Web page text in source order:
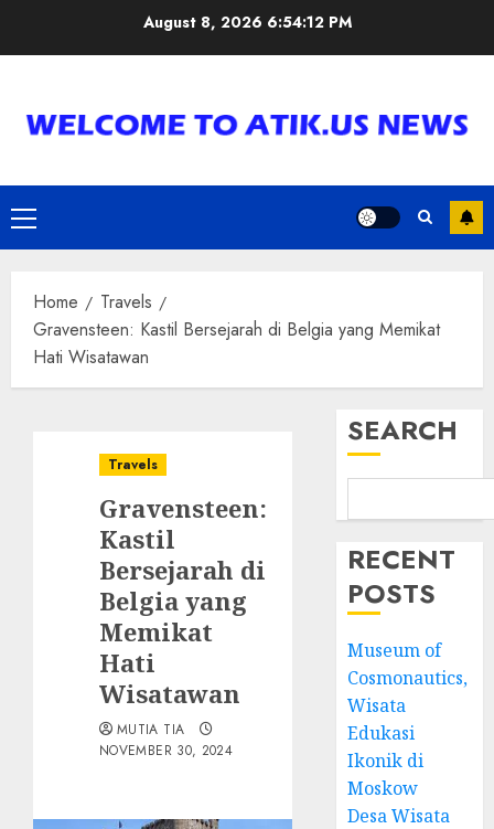
August 8, 2026 6:54:13 PM
Primary
Menu
Home
Travels
Gravensteen: Kastil Bersejarah di Belgia yang Memikat
Hati Wisatawan
Travels
Gravensteen:
Kastil
Bersejarah di
Belgia yang
Memikat
Hati
Wisatawan
MUTIA TIA
NOVEMBER 30, 2024
SEARCH
RECENT
POSTS
Museum of
Cosmonautics,
Wisata
Edukasi
Ikonik di
Moskow
Desa Wisata